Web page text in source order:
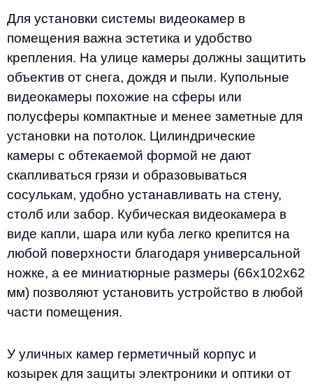
Для установки системы видеокамер в
помещения важна эстетика и удобство
крепления. На улице камеры должны защитить
объектив от снега, дождя и пыли. Купольные
видеокамеры похожие на сферы или
полусферы компактные и менее заметные для
установки на потолок. Цилиндрические
камеры с обтекаемой формой не дают
скапливаться грязи и образовываться
сосулькам, удобно устанавливать на стену,
столб или забор. Кубическая видеокамера в
виде капли, шара или куба легко крепится на
любой поверхности благодаря универсальной
ножке, а ее миниатюрные размеры (66x102x62
мм) позволяют установить устройство в любой
части помещения.
У уличных камер герметичный корпус и
козырек для защиты электроники и оптики от